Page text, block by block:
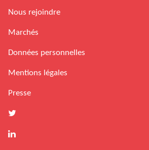
Nous rejoindre
Marchés
Données personnelles
Mentions légales
Presse